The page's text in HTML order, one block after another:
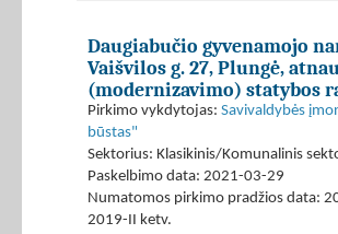
Daugiabučio gyvenamojo
Vaišvilos g. 27, Plungė,
(modernizavimo) statybos
Pirkimo vykdytojas: Savivaldybės
būstas"
Sektorius: Klasikinis/Komunalinis
Paskelbimo data: 2021-03-29
Numatomos pirkimo pradžios data:
2019-II ketv.